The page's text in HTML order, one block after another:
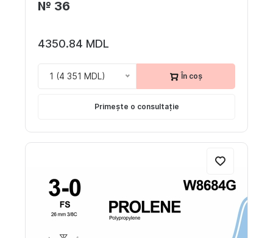
№ 36
4350.84 MDL
1 (4 351 MDL) În coș
Primește o consultație